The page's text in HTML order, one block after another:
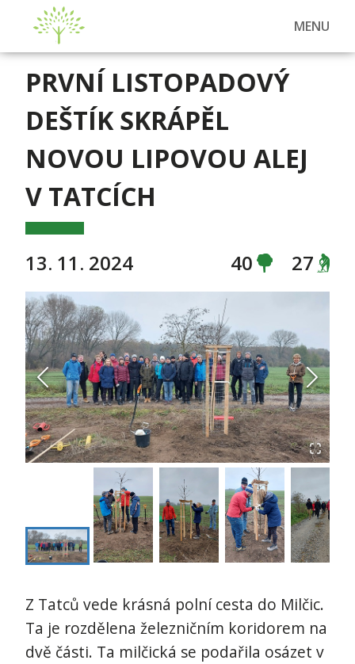
MENU
PRVNÍ LISTOPADOVÝ
DEŠTÍK SKRÁPĚL
NOVOU LIPOVOU ALEJ
V TATCÍCH
13. 11. 2024 40 27
Z Tatců vede krásná polní cesta do Milčic.
Ta je rozdělena železničním koridorem na
dvě části. Ta milčická se podařila osázet v